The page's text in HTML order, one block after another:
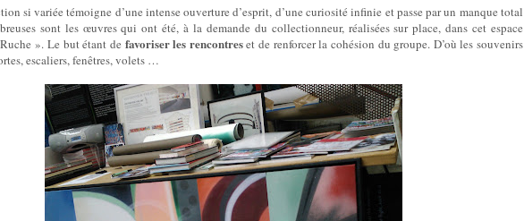
si variée témoigne d’une intense ouverture d’esprit, d’une curiosité infinie et passe par un manque total
sont les œuvres qui ont été, à la demande du collectionneur, réalisées sur place, dans cet espace
». Le but étant de favoriser les rencontreset de renforcer la cohésion du groupe. D’où les souvenirs
escaliers, fenêtres, volets …